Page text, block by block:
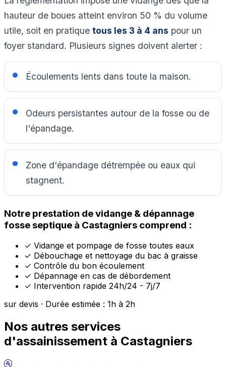
hauteur de boues atteint environ 50 % du volume
utile, soit en pratique tous les 3 à 4 ans pour un
foyer standard. Plusieurs signes doivent alerter :
Écoulements lents dans toute la maison.
Odeurs persistantes autour de la fosse ou de
l'épandage.
Zone d'épandage détrempée ou eaux qui
stagnent.
Notre prestation de vidange & dépannage
fosse septique à Castagniers comprend :
✓ Vidange et pompage de fosse toutes eaux
✓ Débouchage et nettoyage du bac à graisse
✓ Contrôle du bon écoulement
✓ Dépannage en cas de débordement
✓ Intervention rapide 24h/24 - 7j/7
sur devis · Durée estimée : 1h à 2h
Nos autres services
d'assainissement à Castagniers
🚰